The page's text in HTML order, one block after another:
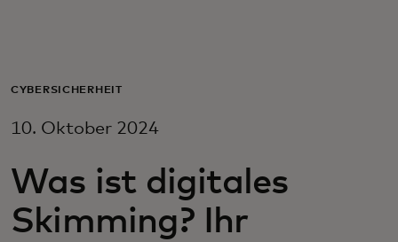
Für Unternehmen
Für Innovatoren
CYBERSICHERHEIT
10. Oktober 2024
Was ist digitales
Skimming? Ihr